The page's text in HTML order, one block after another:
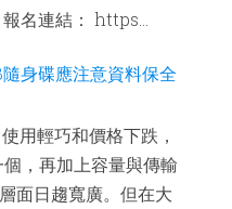
名連結： https...
隨身碟應注意資料保全
用輕巧和價格下跌，
，再加上容量與傳輸
面日趨寬廣。但在大